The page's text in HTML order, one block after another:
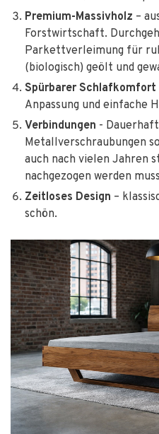
Sondermaße:
möglich
Zerlegbar:
Garantie:
25
Stabiliät
Premium-Massivholz –
Forstwirtschaft.
Parkettverleimung für
(biologisch) geölt und
Spürbarer Schlafkomfort
Anpassung und einfache
Verbindungen -
Metallverschraubungen
auch nach vielen Jahren
nachgezogen werden
Zeitloses Design –
schön.